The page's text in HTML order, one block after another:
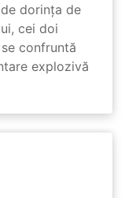
dorința de
cei doi
confruntă
explozivă